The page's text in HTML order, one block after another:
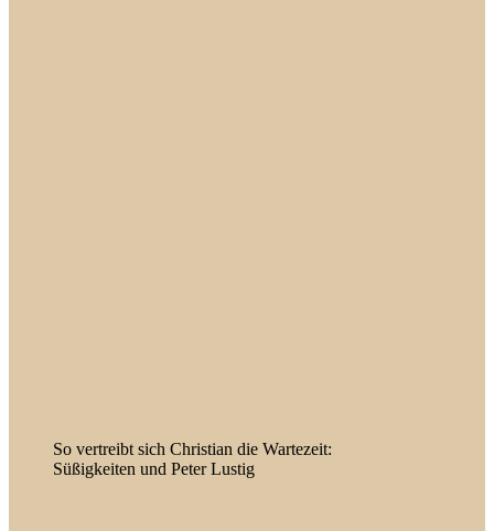
So vertreibt sich Christian die Wartezeit:
Süßigkeiten und Peter Lustig